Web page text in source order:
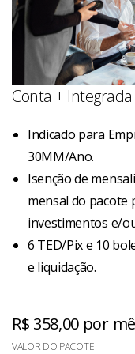
Conta +
Indicado para
30MM/Ano.
Isenção de
mensal do pacote
investimentos e/
6 TED/Pix e 10
e liquidação.
R$ 358,00 por
VALOR DO PACOTE